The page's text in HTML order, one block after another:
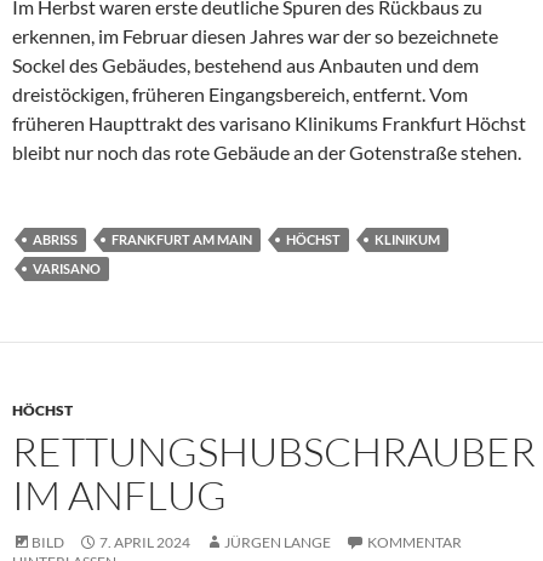
Im Herbst waren erste deutliche Spuren des Rückbaus zu
erkennen, im Februar diesen Jahres war der so bezeichnete
Sockel des Gebäudes, bestehend aus Anbauten und dem
dreistöckigen, früheren Eingangsbereich, entfernt. Vom
früheren Haupttrakt des varisano Klinikums Frankfurt Höchst
bleibt nur noch das rote Gebäude an der Gotenstraße stehen.
ABRISS FRANKFURT AM MAIN HÖCHST
KLINIKUM
VARISANO
HÖCHST
RETTUNGSHUBSCHRAUBER
IM ANFLUG
BILD 7. APRIL 2024 JÜRGEN LANGE
KOMMENTAR